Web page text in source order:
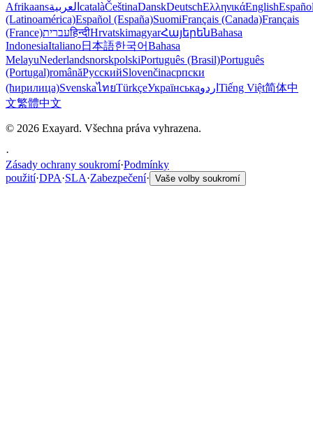
Afrikaansالعربية catalàČeštinaDanskDeutschΕλληνικάEnglish
(Latinoamérica)Español (España)SuomiFrançais (Canada)Français
(France)עבריתहिन्दीHrvatskimagyarՀայերենBahasa
IndonesiaItaliano日本語한국어Bahasa
MelayuNederlandsnorskpolskiPortuguês (Brasil)Português
(Portugal)românăРусскийSlovenčinaсрпски
(ћирилица)SvenskaไทยTürkçeУкраїнськаاردو Tiếng Việt简体中
文繁體中文
© 2026 Exayard. Všechna práva vyhrazena.
·
Zásady ochrany soukromí·Podmínky
použití·DPA·SLA·Zabezpečení· Vaše volby soukromí